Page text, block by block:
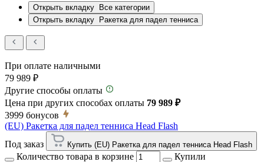
Открыть вкладку
Все категории
Открыть вкладку
Ракетка для падел тенниса
При оплате наличными
79 989 ₽
Другие способы оплаты
Цена при других способах оплаты 79 989 ₽
3999 бонусов
(EU) Ракетка для падел тенниса Head Flash
Под заказ
Купить (EU) Ракетка для падел тенниса Head Flash
Количество товара в корзине
Купили